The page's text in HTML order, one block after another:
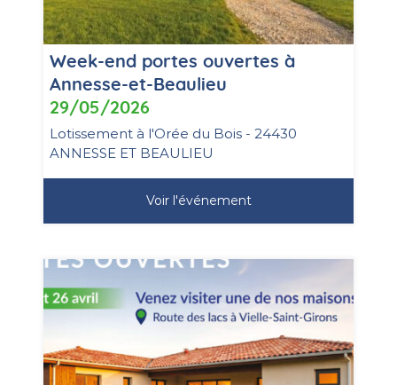
Week-end portes ouvertes à
Annesse-et-Beaulieu
29/05/2026
Lotissement à l'Orée du Bois - 24430
ANNESSE ET BEAULIEU
Voir l'événement